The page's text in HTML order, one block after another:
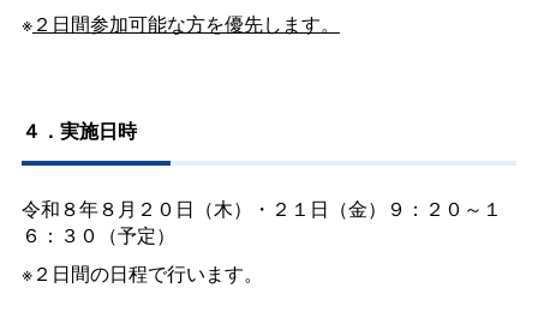
※２日間参加可能な方を優先します。
４．実施日時
令和８年８月２０日（木）・２１日（金）９：２０～１
６：３０（予定）
※２日間の日程で行います。